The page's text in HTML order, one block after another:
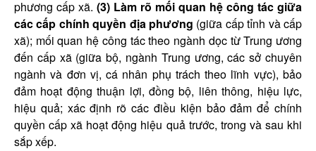
phương cấp xã. (3) Làm rõ mối quan hệ công tác giữa
các cấp chính quyền địa phương (giữa cấp tỉnh và cấp
xã); mối quan hệ công tác theo ngành dọc từ Trung ương
đến cấp xã (giữa bộ, ngành Trung ương, các sở chuyên
ngành và đơn vị, cá nhân phụ trách theo lĩnh vực), bảo
đảm hoạt động thuận lợi, đồng bộ, liên thông, hiệu lực,
hiệu quả; xác định rõ các điều kiện bảo đảm để chính
quyền cấp xã hoạt động hiệu quả trước, trong và sau khi
sắp xếp.